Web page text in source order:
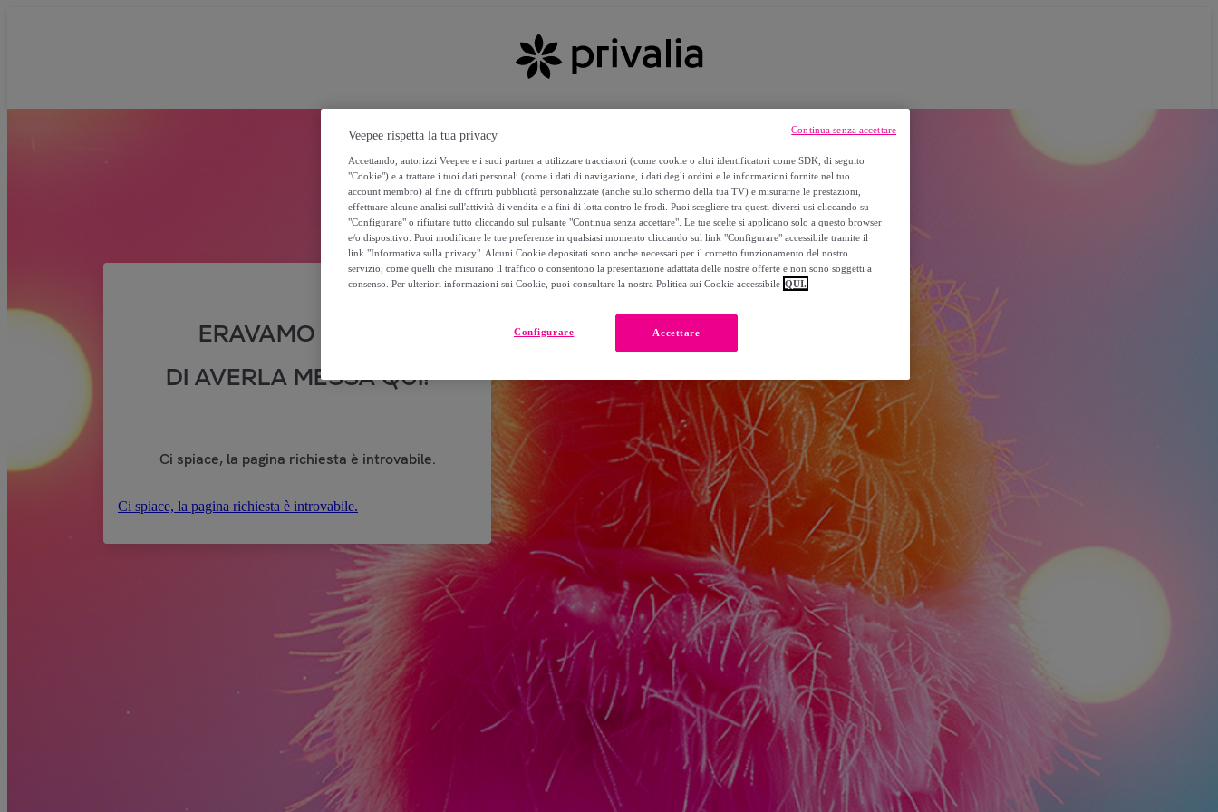
ERAVAMO SICURI
DI AVERLA MESSA QUI!
Ci spiace, la pagina richiesta è introvabile.
Ci spiace, la pagina richiesta è introvabile.
Veepee rispetta la tua privacy
Accettando, autorizzi Veepee e i suoi partner a utilizzare tracciatori (come cookie o altri identificatori come SDK, di seguito
"Cookie") e a trattare i tuoi dati personali (come i dati di navigazione, i dati degli ordini e le informazioni fornite nel tuo
account membro) al fine di offrirti pubblicità personalizzate (anche sullo schermo della tua TV) e misurarne le prestazioni,
effettuare alcune analisi sull'attività di vendita e a fini di lotta contro le frodi. Puoi scegliere tra questi diversi usi cliccando su
"Configurare" o rifiutare tutto cliccando sul pulsante "Continua senza accettare". Le tue scelte si applicano solo a questo browser
e/o dispositivo. Puoi modificare le tue preferenze in qualsiasi momento cliccando sul link "Configurare" accessibile tramite il
link "Informativa sulla privacy". Alcuni Cookie depositati sono anche necessari per il corretto funzionamento del nostro
servizio, come quelli che misurano il traffico o consentono la presentazione adattata delle nostre offerte e non sono soggetti a
consenso. Per ulteriori informazioni sui Cookie, puoi consultare la nostra Politica sui Cookie accessibile QUI.
Accettare
Configurare
Continua senza accettare